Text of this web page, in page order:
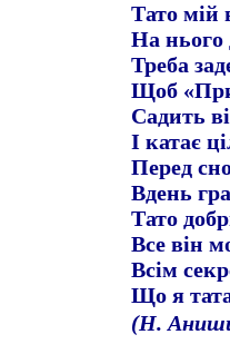
Тато мій
На нього
Треба
Щоб
Садить
І катає
Перед
Вдень
Тато
Все він
Всім
Що я
(Н.